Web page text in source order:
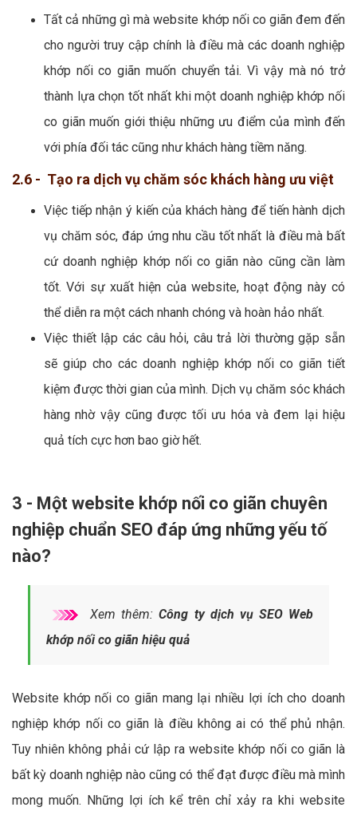
Tất cả những gì mà website khớp nối co giãn đem đến
cho người truy cập chính là điều mà các doanh nghiệp
khớp nối co giãn muốn chuyển tải. Vì vậy mà nó trở
thành lựa chọn tốt nhất khi một doanh nghiệp khớp nối
co giãn muốn giới thiệu những ưu điểm của mình đến
với phía đối tác cũng như khách hàng tiềm năng.
2.6 - Tạo ra dịch vụ chăm sóc khách hàng ưu việt
Việc tiếp nhận ý kiến của khách hàng để tiến hành dịch
vụ chăm sóc, đáp ứng nhu cầu tốt nhất là điều mà bất
cứ doanh nghiệp khớp nối co giãn nào cũng cần làm
tốt. Với sự xuất hiện của website, hoạt động này có
thể diễn ra một cách nhanh chóng và hoàn hảo nhất.
Việc thiết lập các câu hỏi, câu trả lời thường gặp sẵn
sẽ giúp cho các doanh nghiệp khớp nối co giãn tiết
kiệm được thời gian của mình. Dịch vụ chăm sóc khách
hàng nhờ vậy cũng được tối ưu hóa và đem lại hiệu
quả tích cực hơn bao giờ hết.
3 - Một website khớp nối co giãn chuyên
nghiệp chuẩn SEO đáp ứng những yếu tố
nào?
Xem thêm:Công ty dịch vụ SEO Web
khớp nối co giãn hiệu quả
Website khớp nối co giãn mang lại nhiều lợi ích cho doanh
nghiệp khớp nối co giãn là điều không ai có thể phủ nhận.
Tuy nhiên không phải cứ lập ra website khớp nối co giãn là
bất kỳ doanh nghiệp nào cũng có thể đạt được điều mà mình
mong muốn. Những lợi ích kể trên chỉ xảy ra khi website